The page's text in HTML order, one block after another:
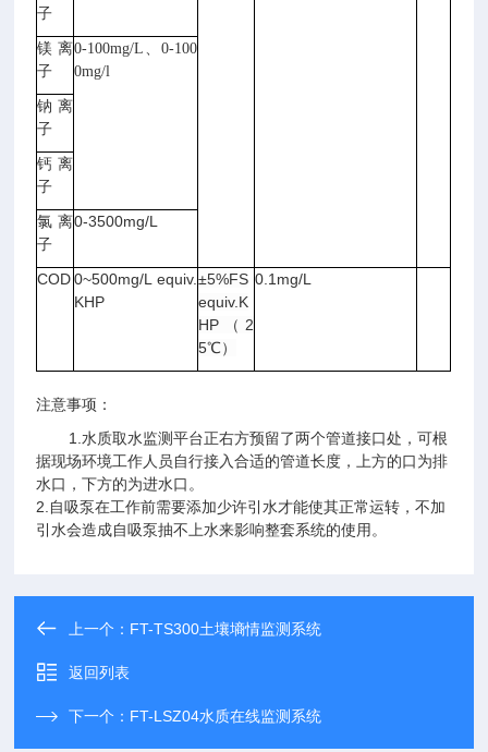
子
镁离
子
0-100mg/L、0-100
0mg/l
钠离
子
钙离
子
氯离
子
0-3500mg/L
COD 0~500mg/L equiv.
KHP
±5%FS
equiv.K
HP（2
5℃）
0.1mg/L
注意事项：
1.水质取水监测平台正右方预留了两个管道接口处，可根
据现场环境工作人员自行接入合适的管道长度，上方的口为排
水口，下方的为进水口。
2.自吸泵在工作前需要添加少许引水才能使其正常运转，不加
引水会造成自吸泵抽不上水来影响整套系统的使用。
上一个： FT-TS300土壤墒情监测系统
返回列表
下一个： FT-LSZ04水质在线监测系统